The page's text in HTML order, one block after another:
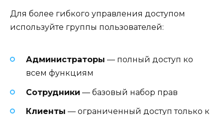
Для более гибкого управления доступом
используйте группы пользователей:
Администраторы — полный доступ ко
всем функциям
Сотрудники — базовый набор прав
Клиенты — ограниченный доступ только к